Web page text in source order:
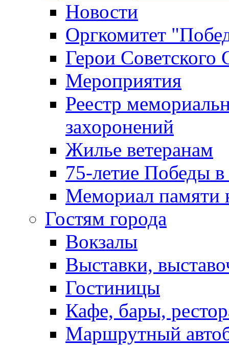
Новости
Оргкомитет
Герои Советского
Мероприятия
Реестр
захоронений
Жилье ветеранам
75-летие Победы
Мемориал памяти
Гостям города
Вокзалы
Выставки,
Гостиницы
Кафе, бары,
Маршрутный